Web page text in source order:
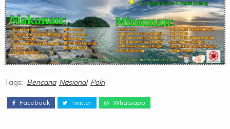
Tags: Bencana Nasional Polri
Facebook Twitter Whatsapp